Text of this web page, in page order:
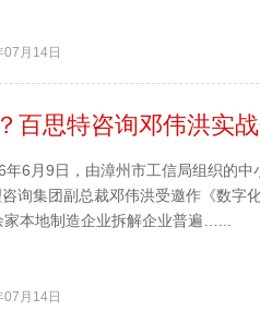
月14日
百思特咨询邓伟洪实
年6月9日，由漳州市工信局组织的
询集团副总裁邓伟洪受邀作《数字
本地制造企业拆解企业普遍…...
月14日